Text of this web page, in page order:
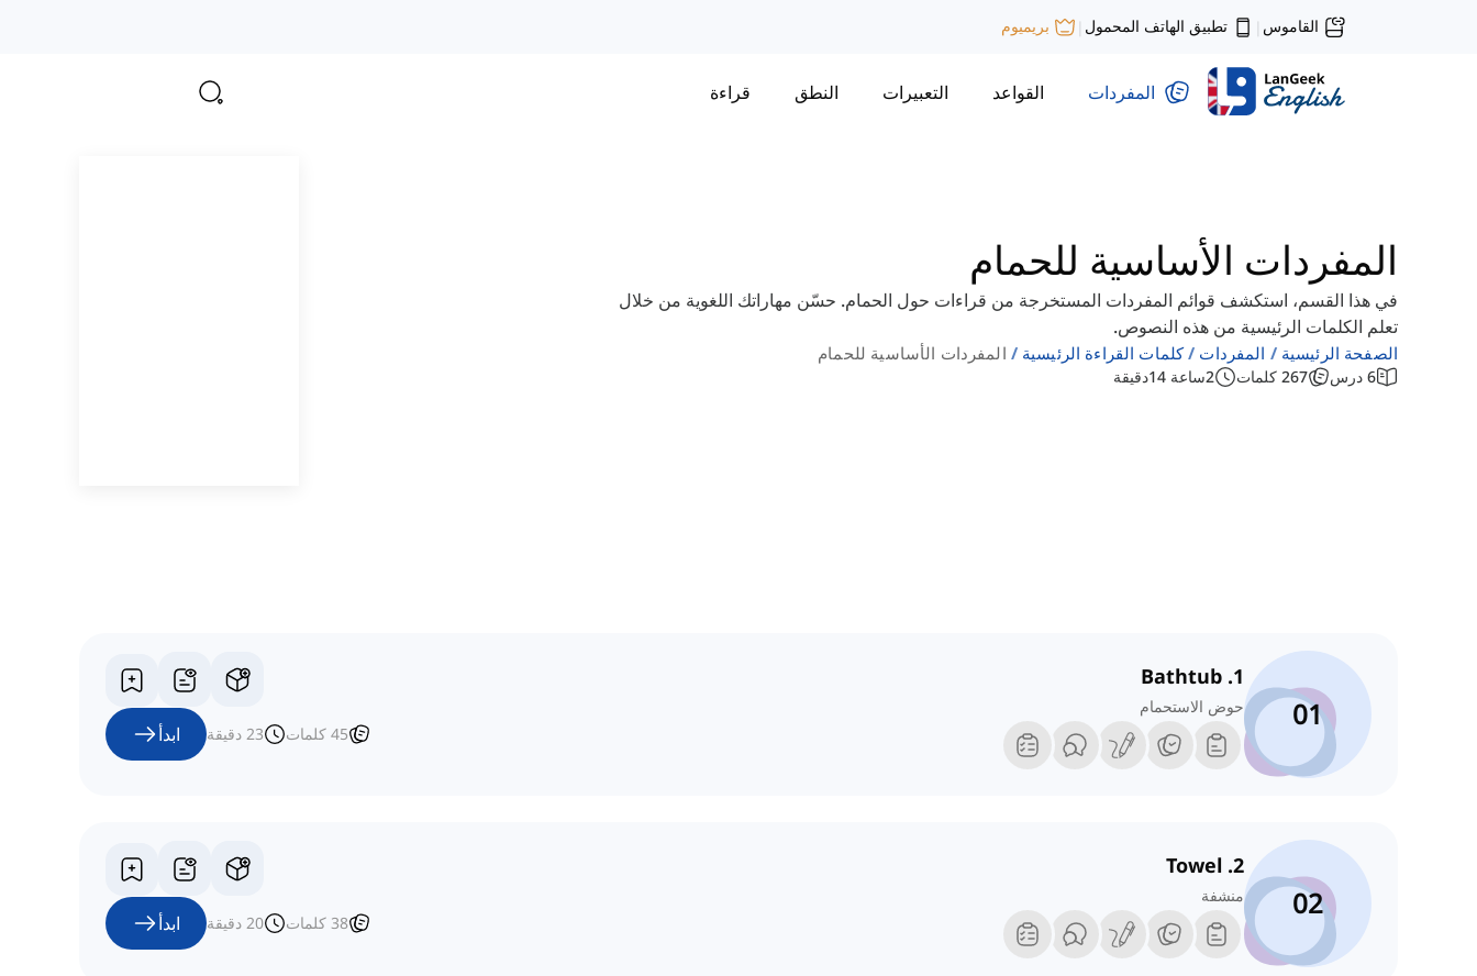
القاموس | تطبيق الهاتف المحمول | بريميوم
المفردات القواعد التعبيرات النطق قراءة
المفردات الأساسية للحمام
في هذا القسم، استكشف قوائم المفردات المستخرجة من قراءات حول الحمام. حسّن مهاراتك اللغوية من خلال
تعلم الكلمات الرئيسية من هذه النصوص.
الصفحة الرئيسية المفردات كلمات القراءة الرئيسية المفردات الأساسية للحمام
6 درس 267 كلمات 2ساعة 14دقيقة
01
1. Bathtub
حوض الاستحمام
45 كلمات 23 دقيقة ابدأ
02
2. Towel
منشفة
38 كلمات 20 دقيقة ابدأ